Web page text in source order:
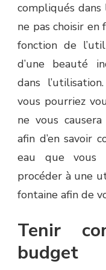
compliqués
ne pas choisir
fonction de
d’une beauté
dans
vous pourriez
ne vous causera
afin d’en savoir
eau que vous
procéder à une
fontaine afin de
Tenir
budget